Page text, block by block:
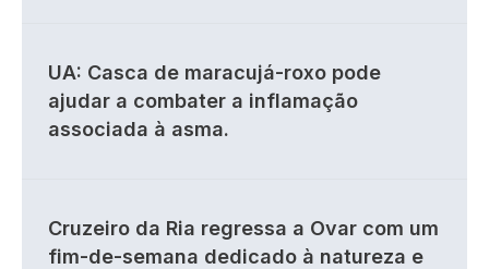
UA: Casca de maracujá-roxo pode
ajudar a combater a inflamação
associada à asma.
Cruzeiro da Ria regressa a Ovar com um
fim-de-semana dedicado à natureza e